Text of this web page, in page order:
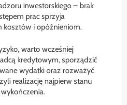
inwestorskiego – brak
prac sprzyja
kosztów i opóźnieniom.
warto wcześniej
kredytowym, sporządzić
wydatki oraz rozważyć
realizację najpierw stanu